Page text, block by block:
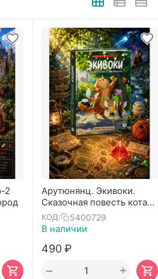
2
Арутюнянц. Экивоки.
Сказочная повесть кота
Василия
КОД: 5400729
В наличии
‍490‍₽
+
−